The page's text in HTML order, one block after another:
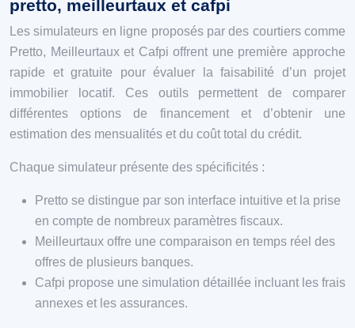
pretto, meilleurtaux et cafpi
Les simulateurs en ligne proposés par des courtiers comme
Pretto, Meilleurtaux et Cafpi offrent une première approche
rapide et gratuite pour évaluer la faisabilité d’un projet
immobilier locatif. Ces outils permettent de comparer
différentes options de financement et d’obtenir une
estimation des mensualités et du coût total du crédit.
Chaque simulateur présente des spécificités :
Pretto se distingue par son interface intuitive et la prise
en compte de nombreux paramètres fiscaux.
Meilleurtaux offre une comparaison en temps réel des
offres de plusieurs banques.
Cafpi propose une simulation détaillée incluant les frais
annexes et les assurances.